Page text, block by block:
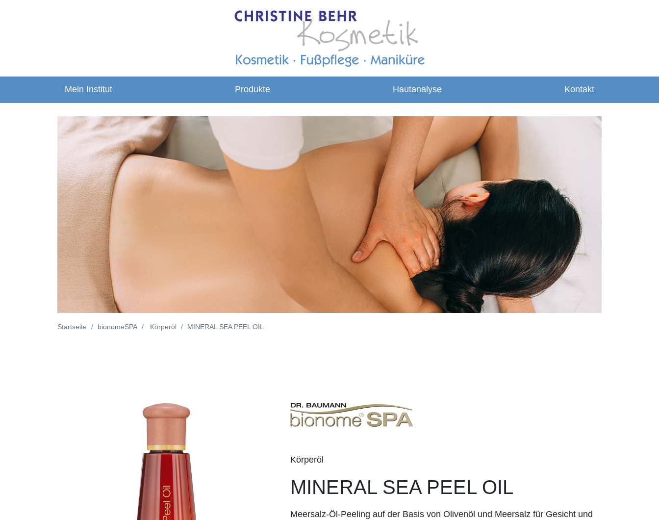
Mein Institut Produkte Hautanalyse Kontakt
Startseite bionomeSPA Körperöl MINERAL SEA PEEL OIL
Körperöl
MINERAL SEA PEEL OIL
Meersalz-Öl-Peeling auf der Basis von Olivenöl und Meersalz für Gesicht und